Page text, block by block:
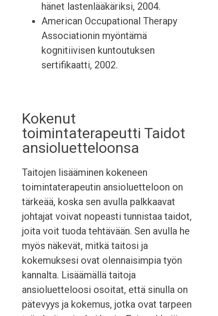
hänet lastenlääkäriksi, 2004.
American Occupational Therapy
Associationin myöntämä
kognitiivisen kuntoutuksen
sertifikaatti, 2002.
Kokenut
toimintaterapeutti Taidot
ansioluetteloonsa
Taitojen lisääminen kokeneen
toimintaterapeutin ansioluetteloon on
tärkeää, koska sen avulla palkkaavat
johtajat voivat nopeasti tunnistaa taidot,
joita voit tuoda tehtävään. Sen avulla he
myös näkevät, mitkä taitosi ja
kokemuksesi ovat olennaisimpia työn
kannalta. Lisäämällä taitoja
ansioluetteloosi osoitat, että sinulla on
pätevyys ja kokemus, jotka ovat tarpeen